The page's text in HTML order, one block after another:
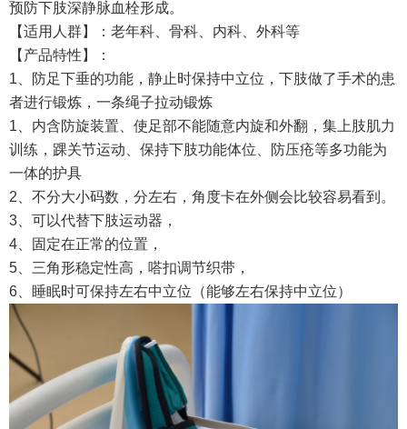
预防下肢深静脉血栓形成。
【适用人群】：老年科、骨科、内科、外科等
【产品特性】：
1、防足下垂的功能，静止时保持中立位，下肢做了手术的患
者进行锻炼，一条绳子拉动锻炼
1、内含防旋装置、使足部不能随意内旋和外翻，集上肢肌力
训练，踝关节运动、保持下肢功能体位、防压疮等多功能为
一体的护具
2、不分大小码数，分左右，角度卡在外侧会比较容易看到。
3、可以代替下肢运动器，
4、固定在正常的位置，
5、三角形稳定性高，嗒扣调节织带，
6、睡眠时可保持左右中立位（能够左右保持中立位）